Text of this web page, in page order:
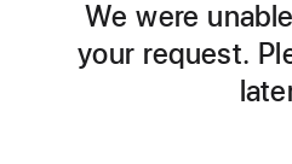
We were
your request.